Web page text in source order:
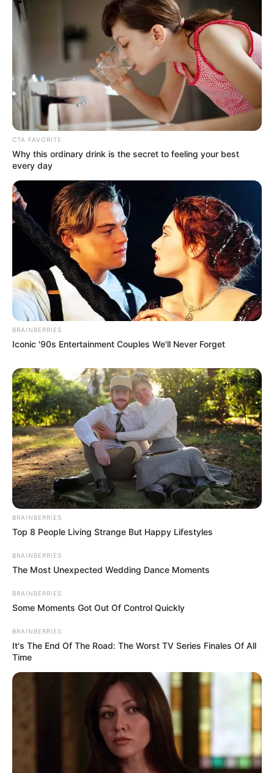
CTA FAVORITE
Why this ordinary drink is the secret to feeling your best
every day
BRAINBERRIES
Iconic '90s Entertainment Couples We'll Never Forget
BRAINBERRIES
Top 8 People Living Strange But Happy Lifestyles
BRAINBERRIES
The Most Unexpected Wedding Dance Moments
BRAINBERRIES
Some Moments Got Out Of Control Quickly
BRAINBERRIES
It's The End Of The Road: The Worst TV Series Finales Of All
Time